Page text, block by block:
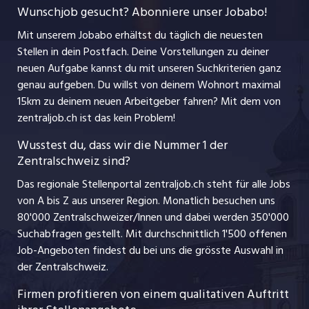
Freelance Jobs
Praktika
Lehrstellen
Ferienjobs
Führungspositionen
Jobline
Nutzungsbedingungen
Impressum
jobbasel.ch
jobbern.ch
jobmittelland.ch
schaffu.ch (VS)
ajourjob.ch
Wunschjob gesucht? Abonniere unser Jobabo!
Mit unserem Jobabo erhältst du täglich die neuesten
Stellen in dein Postfach. Deine Vorstellungen zu deiner
neuen Aufgabe kannst du mit unseren Suchkriterien ganz
genau aufgeben. Du willst von deinem Wohnort maximal
15km zu deinem neuen Arbeitgeber fahren? Mit demvon
zentraljob.ch ist das kein Problem!
Wusstest du, dass wir die Nummer 1 der
Zentralschweiz sind?
Das regionale Stellenportal zentraljob.ch steht für alle Jobs
von A bis Z aus unserer Region. Monatlich besuchen uns
80'000 Zentralschweizer/Innen und dabei werden 350'000
Suchabfragen gestellt. Mit durchschnittlich 1'500 offenen
Job-Angeboten findest du bei uns die grösste Auswahl in
der Zentralschweiz.
Firmen profitieren von einem qualitativen Auftritt